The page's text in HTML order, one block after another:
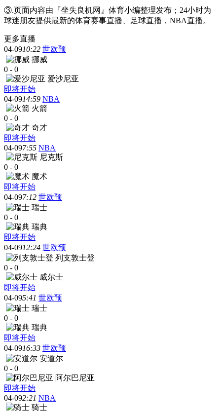
③.页面内容由『坐失良机网』体育小编整理发布；24小时为
球迷朋友提供最新的体育赛事直播、足球直播，NBA直播。
更多直播
04-0910:22 世欧预
挪威
0 - 0
爱沙尼亚
即将开始
04-0914:59 NBA
火箭
0 - 0
奇才
即将开始
04-097:55 NBA
尼克斯
0 - 0
魔术
即将开始
04-097:12 世欧预
瑞士
0 - 0
瑞典
即将开始
04-0912:24 世欧预
列支敦士登
0 - 0
威尔士
即将开始
04-095:41 世欧预
瑞士
0 - 0
瑞典
即将开始
04-0916:33 世欧预
安道尔
0 - 0
阿尔巴尼亚
即将开始
04-092:21 NBA
骑士